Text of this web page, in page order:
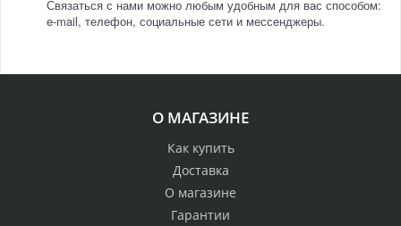
Связаться с нами можно любым удобным для вас способом:
e-mail, телефон, социальные сети и мессенджеры.
О МАГАЗИНЕ
Как купить
Доставка
О магазине
Гарантии